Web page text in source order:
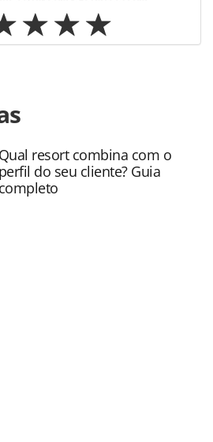
destinos/entretenimento/
de-picasso-ate-
ferramentas oferecidas na
produzido pela PANROTAS
legislação brasileira sobre direito
conteúdo sem autorização da
Qual resort combina com o
perfil do seu cliente? Guia
completo